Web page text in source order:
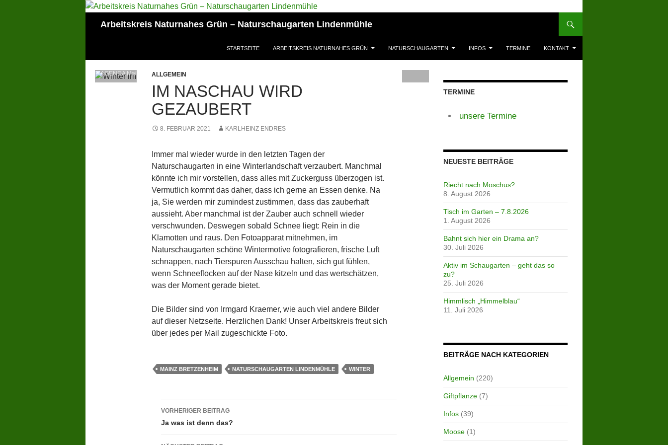
Arbeitskreis Naturnahes Grün – Naturschaugarten Lindenmühle
STARTSEITE ARBEITSKREIS NATURNAHES GRÜN NATURSCHAUGARTEN INFOS TERMINE KONTAKT
ALLGEMEIN
IM NASCHAU WIRD
GEZAUBERT
8. FEBRUAR 2021 KARLHEINZ ENDRES
Immer mal wieder wurde in den letzten Tagen der
Naturschaugarten in eine Winterlandschaft verzaubert. Manchmal
könnte ich mir vorstellen, dass alles mit Zuckerguss überzogen ist.
Vermutlich kommt das daher, dass ich gerne an Essen denke. Na
ja, Sie werden mir zumindest zustimmen, dass das zauberhaft
aussieht. Aber manchmal ist der Zauber auch schnell wieder
verschwunden. Deswegen sobald Schnee liegt: Rein in die
Klamotten und raus. Den Fotoapparat mitnehmen, im
Naturschaugarten schöne Wintermotive fotografieren, frische Luft
schnappen, nach Tierspuren Ausschau halten, sich gut fühlen,
wenn Schneeflocken auf der Nase kitzeln und das wertschätzen,
was der Moment gerade bietet.
Die Bilder sind von Irmgard Kraemer, wie auch viel andere Bilder
auf dieser Netzseite. Herzlichen Dank! Unser Arbeitskreis freut sich
über jedes per Mail zugeschickte Foto.
MAINZ BRETZENHEIM NATURSCHAUGARTEN LINDENMÜHLE WINTER
Beitragsnavigation
VORHERIGER BEITRAG
Ja was ist denn das?
TERMINE
unsere Termine
NEUESTE BEITRÄGE
Riecht nach Moschus?
8. August 2026
Tisch im Garten – 7.8.2026
1. August 2026
Bahnt sich hier ein Drama an?
30. Juli 2026
Aktiv im Schaugarten – geht das so
zu?
25. Juli 2026
Himmlisch „Himmelblau“
11. Juli 2026
BEITRÄGE NACH KATEGORIEN
Allgemein (220)
Giftpflanze(7)
Infos(39)
Moose(1)
AGENDA Mainz